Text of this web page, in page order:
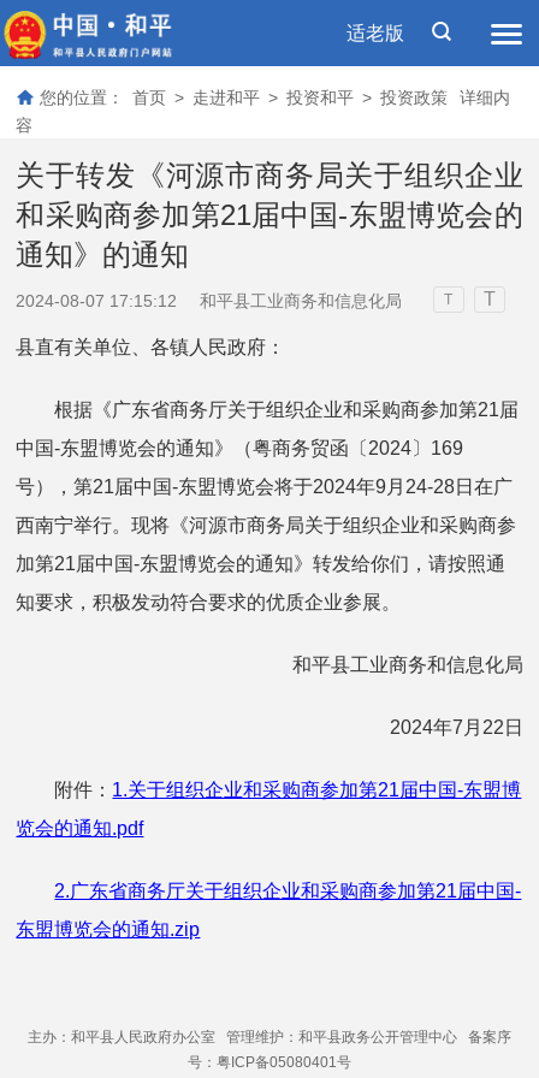
适老版
您的位置： 首页 > 走进和平 > 投资和平 > 投资政策
详细内
容
关于转发《河源市商务局关于组织企业
和采购商参加第21届中国-东盟博览会的
通知》的通知
2024-08-07 17:15:12 和平县工业商务和信息化局 T T
县直有关单位、各镇人民政府：
根据《广东省商务厅关于组织企业和采购商参加第21届
中国-东盟博览会的通知》（粤商务贸函〔2024〕169
号），第21届中国-东盟博览会将于2024年9月24-28日在广
西南宁举行。现将《河源市商务局关于组织企业和采购商参
加第21届中国-东盟博览会的通知》转发给你们，请按照通
知要求，积极发动符合要求的优质企业参展。
和平县工业商务和信息化局
2024年7月22日
附件： 1.关于组织企业和采购商参加第21届中国-东盟博
览会的通知.pdf
2.广东省商务厅关于组织企业和采购商参加第21届中国-
东盟博览会的通知.zip
主办：和平县人民政府办公室 管理维护：和平县政务公开管理中心 备案序
号：粤ICP备05080401号